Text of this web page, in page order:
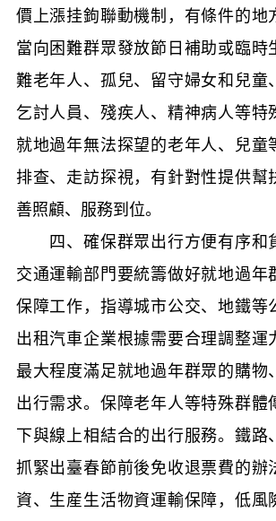
價上漲挂鉤聯動機制，有條件的地
當向困難群眾發放節日補助或臨時
難老年人、孤兒、留守婦女和兒童
乞討人員、殘疾人、精神病人等特
就地過年無法探望的老年人、兒童
排查、走訪探視，有針對性提供幫
善照顧、服務到位。
四、確保群眾出行方便有序和
交通運輸部門要統籌做好就地過年
保障工作，指導城市公交、地鐵等
出租汽車企業根據需要合理調整運
最大程度滿足就地過年群眾的購物
出行需求。保障老年人等特殊群體
下與線上相結合的出行服務。鐵路
抓緊出臺春節前後免收退票費的辦
資、生産生活物資運輸保障，低風